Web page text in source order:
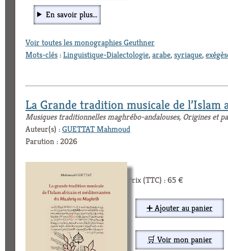
En savoir plus...
Voir toutes les monographies Geuthner
Mots-clés:Linguistique-Dialectologie,arabe,syriaque,
La Grande tradition musicale de
Musiques traditionnelles maghrébo-andalouses, Origines et
Auteur(s) :GUETTAT Mahmoud
Parution : 2026
Prix (TTC) : 65 €
➕ Ajouter au panier
🛒 Voir mon panier